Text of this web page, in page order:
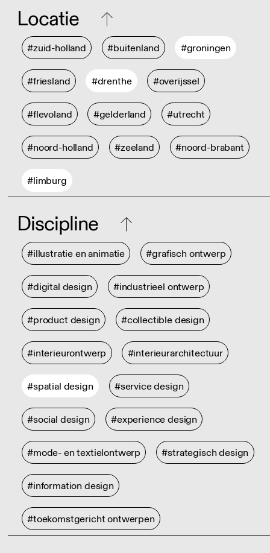
Locatie
#zuid-holland #buitenland #groningen
#friesland #drenthe #overijssel
#flevoland #gelderland #utrecht
#noord-holland #zeeland #noord-brabant
#limburg
Discipline
#illustratie en animatie #grafisch ontwerp
#digital design #industrieel ontwerp
#product design #collectible design
#interieurontwerp #interieurarchitectuur
#spatial design #service design
#social design #experience design
#mode- en textielontwerp #strategisch design
#information design
#toekomstgericht ontwerpen